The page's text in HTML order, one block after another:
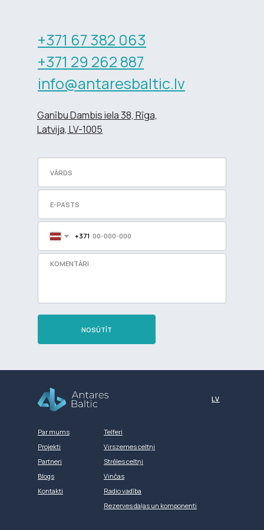
+371 67 382 063
+371 29 262 887
info@antaresbaltic.lv
Ganību Dambis iela 38, Rīga,
Latvija, LV-1005
+371
NOSŪTĪT
Par mums
Projekti
Partneri
Blogs
Kontakti
Telferi
Virszemes celtņi
Strēles celtņi
Vinčas
Radio vadība
Rezerves daļas un komponenti
LV
Разработка сайта